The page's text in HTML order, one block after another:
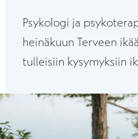
Psykologi ja
heinäkuun Terveen
tulleisiin kysymyksiin